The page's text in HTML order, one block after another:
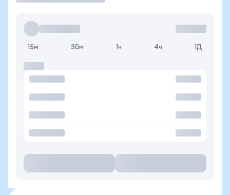
15м 30м 1ч 4ч 1Д